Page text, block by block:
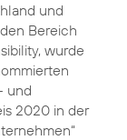
und
Bereich
wurde
und
2020 in der